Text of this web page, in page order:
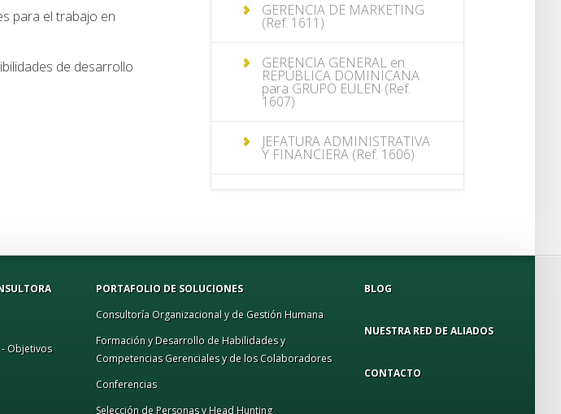
para el trabajo en
de desarrollo
GERENCIA DE MARKETING
(Ref. 1611)
GERENCIA GENERAL en
REPÚBLICA DOMINICANA
para GRUPO EULEN (Ref.
1607)
JEFATURA ADMINISTRATIVA
Y FINANCIERA (Ref. 1606)
1603)
1600)
ANALISTA DE RIESGOS (Ref.
1594)
CHIEF COMMERCIAL
- Objetivos
PORTAFOLIO DE SOLUCIONES
Consultoría Organizacional y de Gestión Humana
Formación y Desarrollo de Habilidades y
Competencias Gerenciales y de los Colaboradores
Conferencias
Selección de Personas y Head Hunting
BLOG
NUESTRA RED DE ALIADOS
CONTACTO